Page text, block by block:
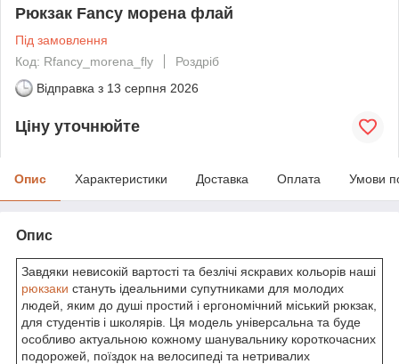
Рюкзак Fancy морена флай
Під замовлення
Код: Rfancy_morena_fly
Роздріб
Відправка з 13 серпня 2026
Ціну уточнюйте
Опис Характеристики Доставка Оплата Умови
Опис
Завдяки невисокій вартості та безлічі яскравих кольорів наші
рюкзаки стануть ідеальними супутниками для молодих
людей, яким до душі простий і ергономічний міський рюкзак,
для студентів і школярів. Ця модель універсальна та буде
особливо актуальною кожному шанувальнику короткочасних
подорожей, поїздок на велосипеді та нетривалих